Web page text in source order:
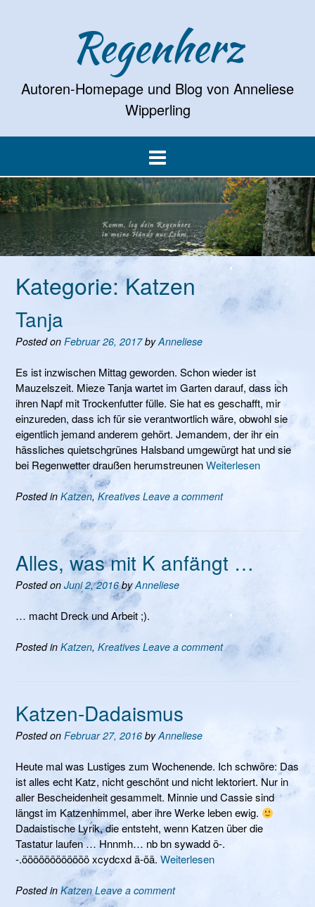
Regenherz
Autoren-Homepage und Blog von Anneliese
Wipperling
Kategorie:Katzen
Tanja
Posted on Februar 26, 2017byAnneliese
Es ist inzwischen Mittag geworden. Schon wieder ist
Mauzelszeit. Mieze Tanja wartet im Garten darauf, dass ich
ihren Napf mit Trockenfutter fülle. Sie hat es geschafft, mir
einzureden, dass ich für sie verantwortlich wäre, obwohl sie
eigentlich jemand anderem gehört. Jemandem, der ihr ein
hässliches quietschgrünes Halsband umgewürgt hat und sie
bei Regenwetter draußen herumstreunenWeiterlesen
Posted in Katzen, Kreatives Leave a comment
Alles, was mit K anfängt …
Posted on Juni 2, 2016byAnneliese
… macht Dreck und Arbeit ;).
Posted in Katzen, Kreatives Leave a comment
Katzen-Dadaismus
Posted on Februar 27, 2016 byAnneliese
Heute mal was Lustiges zum Wochenende. Ich schwöre: Das
ist alles echt Katz, nicht geschönt und nicht lektoriert. Nur in
aller Bescheidenheit gesammelt. Minnie und Cassie sind
längst im Katzenhimmel, aber ihre Werke leben ewig.
Dadaistische Lyrik, die entsteht, wenn Katzen über die
Tastatur laufen … Hnnmh… nb bn sywadd ö-.
-.öööööööööööö xcydcxd ä-öä. Weiterlesen
Posted in Katzen Leave a comment